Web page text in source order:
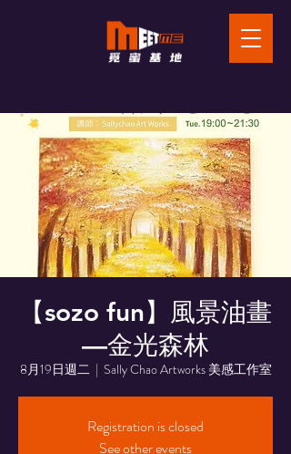
【sozo fun】風景油畫
—金光森林
8月19日週二
  |
Sally Chao Artworks 美感工作室
Registration is closed
See other events